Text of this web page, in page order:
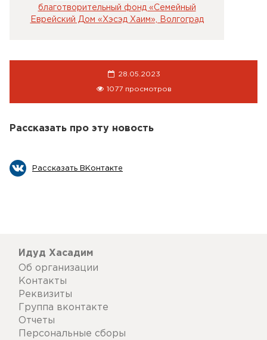
благотворительный фонд «Семейный
Еврейский Дом «Хэсэд Хаим», Волгоград
28.05.2023
1077 просмотров
Рассказать про эту новость
Рассказать ВКонтакте
Идуд Хасадим
Об организации
Контакты
Реквизиты
Группа вконтакте
Отчеты
Персональные сборы